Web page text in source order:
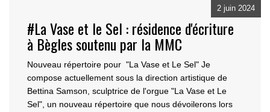
#La Vase et le Sel : résidence d'écriture
à Bègles soutenu par la MMC
2 juin 2024
Nouveau répertoire pour "La Vase et Le Sel" Je
compose actuellement sous la direction artistique de
Bettina Samson, sculptrice de l'orgue "La Vase et Le
Sel", un nouveau répertoire que nous dévoilerons lors